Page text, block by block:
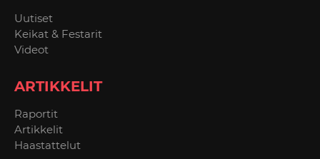
Uutiset
Keikat & Festarit
Videot
ARTIKKELIT
Raportit
Artikkelit
Haastattelut